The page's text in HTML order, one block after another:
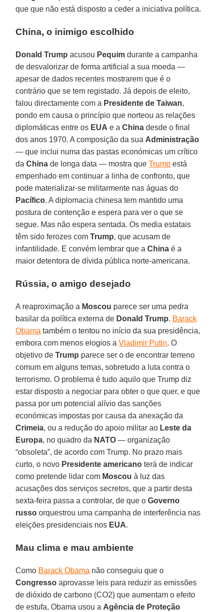
que que não está disposto a ceder a iniciativa política.
China, o inimigo escolhido
Donald Trump acusou Pequim durante a campanha
de desvalorizar de forma artificial a sua moeda —
apesar de dados recentes mostrarem que é o
contrário que se tem registado. Já depois de eleito,
falou directamente com a Presidente de Taiwan,
pondo em causa o princípio que norteou as relações
diplomáticas entre os EUA e aChina desde o final
dos anos 1970. A composição da sua Administração
— que inclui numa das pastas económicas um crítico
daChina de longa data — mostra queTrump está
empenhado em continuar a linha de confronto, que
pode materializar-se militarmente nas águas do
Pacífico. A diplomacia chinesa tem mantido uma
postura de contenção e espera para ver o que se
segue. Mas não espera sentada. Os media estatais
têm sido ferozes comTrump, que acusam de
infantilidade. E convém lembrar que aChina é a
maior detentora de dívida pública norte-americana.
Rússia, o amigo desejado
A reaproximação a Moscou parece ser uma pedra
basilar da política externa de Donald Trump. Barack
Obama também o tentou no início da sua presidência,
embora com menos elogios aVladimir Putin. O
objetivo deTrump parece ser o de encontrar terreno
comum em alguns temas, sobretudo a luta contra o
terrorismo. O problema é tudo aquilo que Trump diz
estar disposto a negociar para obter o que quer, e que
passa por um potencial alívio das sanções
económicas impostas por causa da anexação da
Crimeia, ou a redução do apoio militar ao Leste da
Europa, no quadro da NATO — organização
“obsoleta”, de acordo com Trump. No prazo mais
curto, o novo Presidente americano terá de indicar
como pretende lidar com Moscou à luz das
acusações dos serviços secretos, que a partir desta
sexta-feira passa a controlar, de que oGoverno
russo orquestrou uma campanha de interferência nas
eleições presidenciais nos EUA.
Mau clima e mau ambiente
Como Barack Obama não conseguiu que o
Congresso aprovasse leis para reduzir as emissões
de dióxido de carbono (CO2) que aumentam o efeito
de estufa, Obama usou a Agência de Proteção